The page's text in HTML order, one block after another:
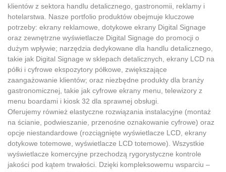
klientów z sektora handlu detalicznego, gastronomii, reklamy i
hotelarstwa. Nasze portfolio produktów obejmuje kluczowe
potrzeby: ekrany reklamowe, dotykowe ekrany Digital Signage
oraz zewnętrzne wyświetlacze Digital Signage do promocji o
dużym wpływie; narzędzia dedykowane dla handlu detalicznego,
takie jak Digital Signage w sklepach detalicznych, ekrany LCD na
półki i cyfrowe ekspozytory półkowe, zwiększające
zaangażowanie klientów; oraz niezbędne produkty dla branży
gastronomicznej, takie jak cyfrowe ekrany menu, telewizory z
menu boardami i kiosk 32 dla sprawnej obsługi.
Oferujemy również elastyczne rozwiązania instalacyjne (montaż
na ścianie, podwieszanie, przenośne oznakowanie cyfrowe) oraz
opcje niestandardowe (rozciągnięte wyświetlacze LCD, ekrany
dotykowe totemowe, wyświetlacze LCD totemowe). Wszystkie
wyświetlacze komercyjne przechodzą rygorystyczne kontrole
jakości pod kątem trwałości. Dzięki kompleksowemu wsparciu –